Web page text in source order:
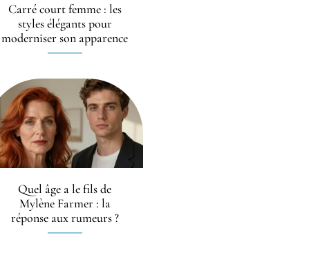
Carré court femme : les
styles élégants pour
moderniser son apparence
Quel âge a le fils de
Mylène Farmer : la
réponse aux rumeurs ?